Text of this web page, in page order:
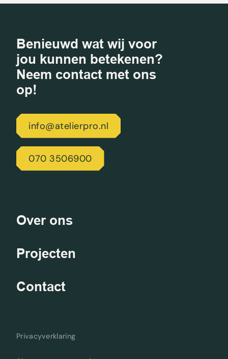
Benieuwd wat wij voor
jou kunnen betekenen?
Neem contact met ons
op!
info@atelierpro.nl
070 3506900
Over ons
Projecten
Contact
Privacyverklaring